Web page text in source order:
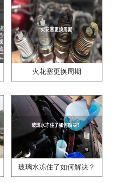
火花塞更换周期
玻璃水冻住了如何解决？